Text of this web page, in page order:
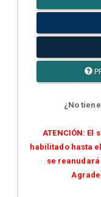
¿No
ATENCIÓN: El
habilitado hasta el
se reanudará